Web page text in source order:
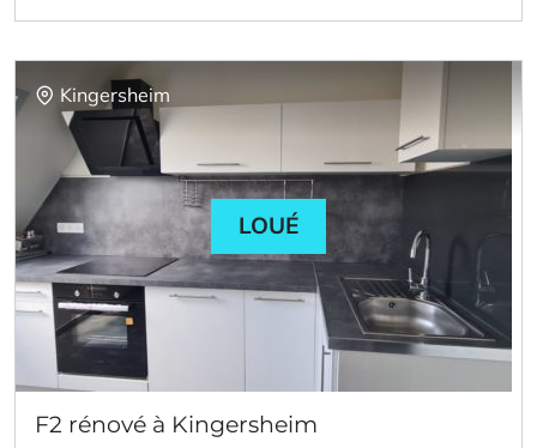
Kingersheim
LOUÉ
F2 rénové à Kingersheim